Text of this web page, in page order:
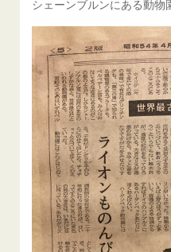
シェーンブルンにある動物